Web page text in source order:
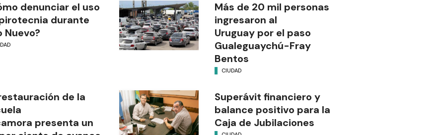
denunciar el uso
durante
Nuevo?
Más de 20 mil personas
ingresaron al
Uruguay por el paso
Gualeguaychú-Fray
Bentos
CIUDAD
de la
presenta un
Superávit financiero y
balance positivo para la
Caja de Jubilaciones